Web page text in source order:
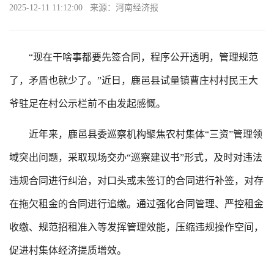
2025-12-11 11:12:00 来源：河南经济报
“现在干啥事都要先签合同，程序公开透明，管理规范
了，矛盾也就少了。”近日，鹿邑县试量镇曹庄村村民王大
爷驻足在村公示栏前不由发起感慨。
近年来，鹿邑县委巡察机构聚焦农村集体“三资”管理领
域突出问题，采取现场交办“巡察建议书”形式，及时对违法
违规合同进行纠治，对口头或未签订的合同进行补签，对存
在拖欠租金的合同进行追缴。通过强化合同管理、严控租金
收缴、规范招租准入等发挥管理效能，压缩违规操作空间，
促进村集体经济提质增效。